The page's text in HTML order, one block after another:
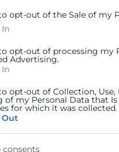
opt-out of the Sale of my
opt-out of processing my
Advertising.
opt-out of Collection, Use,
of my Personal Data that
for which it was collected.
consents
de diciembre de 2025